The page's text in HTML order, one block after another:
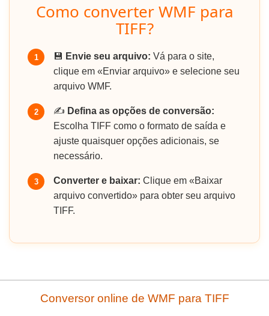
Como converter WMF para
TIFF?
1 💾 Envie seu arquivo: Vá para o site,
clique em «Enviar arquivo» e selecione seu
arquivo WMF.
2 ✍️ Defina as opções de conversão:
Escolha TIFF como o formato de saída e
ajuste quaisquer opções adicionais, se
necessário.
3 Converter e baixar: Clique em «Baixar
arquivo convertido» para obter seu arquivo
TIFF.
Conversor online de WMF para TIFF